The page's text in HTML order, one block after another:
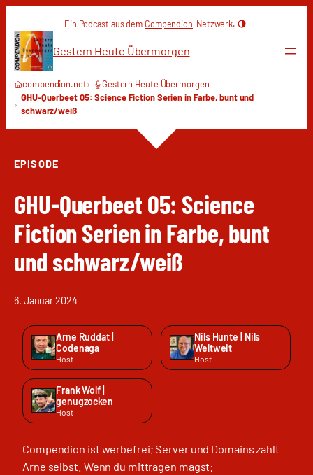
Inhalt
springen
Ein Podcast aus dem Compendion-Netzwerk.
Gestern Heute Übermorgen
compendion.net
Gestern Heute Übermorgen
GHU-Querbeet 05: Science Fiction Serien in Farbe, bunt und
schwarz/weiß
EPISODE
GHU-Querbeet 05: Science
Fiction Serien in Farbe, bunt
und schwarz/weiß
6. Januar 2024
Arne Ruddat |
Codenaga
Host
Nils Hunte | Nils
Weltweit
Host
Frank Wolf |
genugzocken
Host
Compendion ist werbefrei; Server und Domains zahlt
Arne selbst. Wenn du mittragen magst: